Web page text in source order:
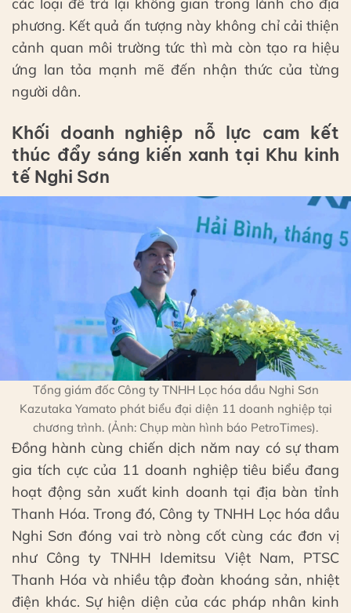
các loại để trả lại không gian trong lành cho địa
phương. Kết quả ấn tượng này không chỉ cải thiện
cảnh quan môi trường tức thì mà còn tạo ra hiệu
ứng lan tỏa mạnh mẽ đến nhận thức của từng
người dân.
Khối doanh nghiệp nỗ lực cam kết
thúc đẩy sáng kiến xanh tại Khu kinh
tế Nghi Sơn
Tổng giám đốc Công ty TNHH Lọc hóa dầu Nghi Sơn
Kazutaka Yamato phát biểu đại diện 11 doanh nghiệp tại
chương trình. (Ảnh: Chụp màn hình báo PetroTimes).
Đồng hành cùng chiến dịch năm nay có sự tham
gia tích cực của 11 doanh nghiệp tiêu biểu đang
hoạt động sản xuất kinh doanh tại địa bàn tỉnh
Thanh Hóa. Trong đó, Công ty TNHH Lọc hóa dầu
Nghi Sơn đóng vai trò nòng cốt cùng các đơn vị
như Công ty TNHH Idemitsu Việt Nam, PTSC
Thanh Hóa và nhiều tập đoàn khoáng sản, nhiệt
điện khác. Sự hiện diện của các pháp nhân kinh